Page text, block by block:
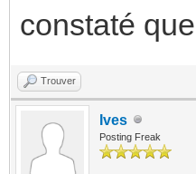
constaté
Trouver
Ives
Posting Freak